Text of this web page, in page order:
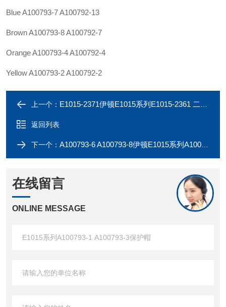
Blue A100793-7 A100792-13
Brown A100793-8 A100792-7
Orange A100793-4 A100792-4
Yellow A100793-2 A100792-2
上一个： E1015-2371伊顿E1015系列E1015-2361 二通连接器
返回列表
下一个： A100793-6 A100793-8伊顿E1015系列A100793-5 A100793-7保护帽
在线留言
ONLINE MESSAGE